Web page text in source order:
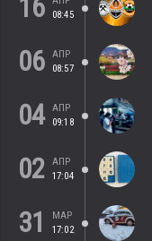
16
08:45
06
АПР
08:57
04 АПР
09:18
02
АПР
17:04
31
МАР
17:02